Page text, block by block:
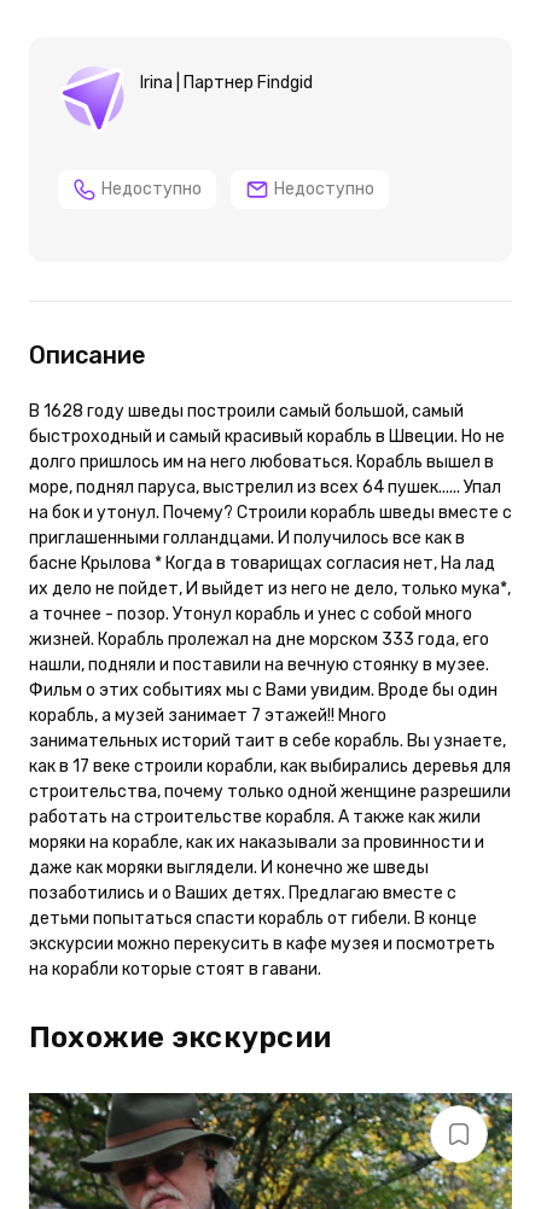
Irina | Партнер Findgid
Недоступно Недоступно
Описание
В 1628 году шведы построили самый большой, самый
быстроходный и самый красивый корабль в Швеции. Но не
долго пришлось им на него любоваться. Корабль вышел в
море, поднял паруса, выстрелил из всех 64 пушек...... Упал
на бок и утонул. Почему? Строили корабль шведы вместе с
приглашенными голландцами. И получилось все как в
басне Крылова * Когда в товарищах согласия нет, На лад
их дело не пойдет, И выйдет из него не дело, только мука*,
а точнее - позор. Утонул корабль и унес с собой много
жизней. Корабль пролежал на дне морском 333 года, его
нашли, подняли и поставили на вечную стоянку в музее.
Фильм о этих событиях мы с Вами увидим. Вроде бы один
корабль, а музей занимает 7 этажей!! Много
занимательных историй таит в себе корабль. Вы узнаете,
как в 17 веке строили корабли, как выбирались деревья для
строительства, почему только одной женщине разрешили
работать на строительстве корабля. А также как жили
моряки на корабле, как их наказывали за провинности и
даже как моряки выглядели. И конечно же шведы
позаботились и о Ваших детях. Предлагаю вместе с
детьми попытаться спасти корабль от гибели. В конце
экскурсии можно перекусить в кафе музея и посмотреть
на корабли которые стоят в гавани.
Похожие экскурсии